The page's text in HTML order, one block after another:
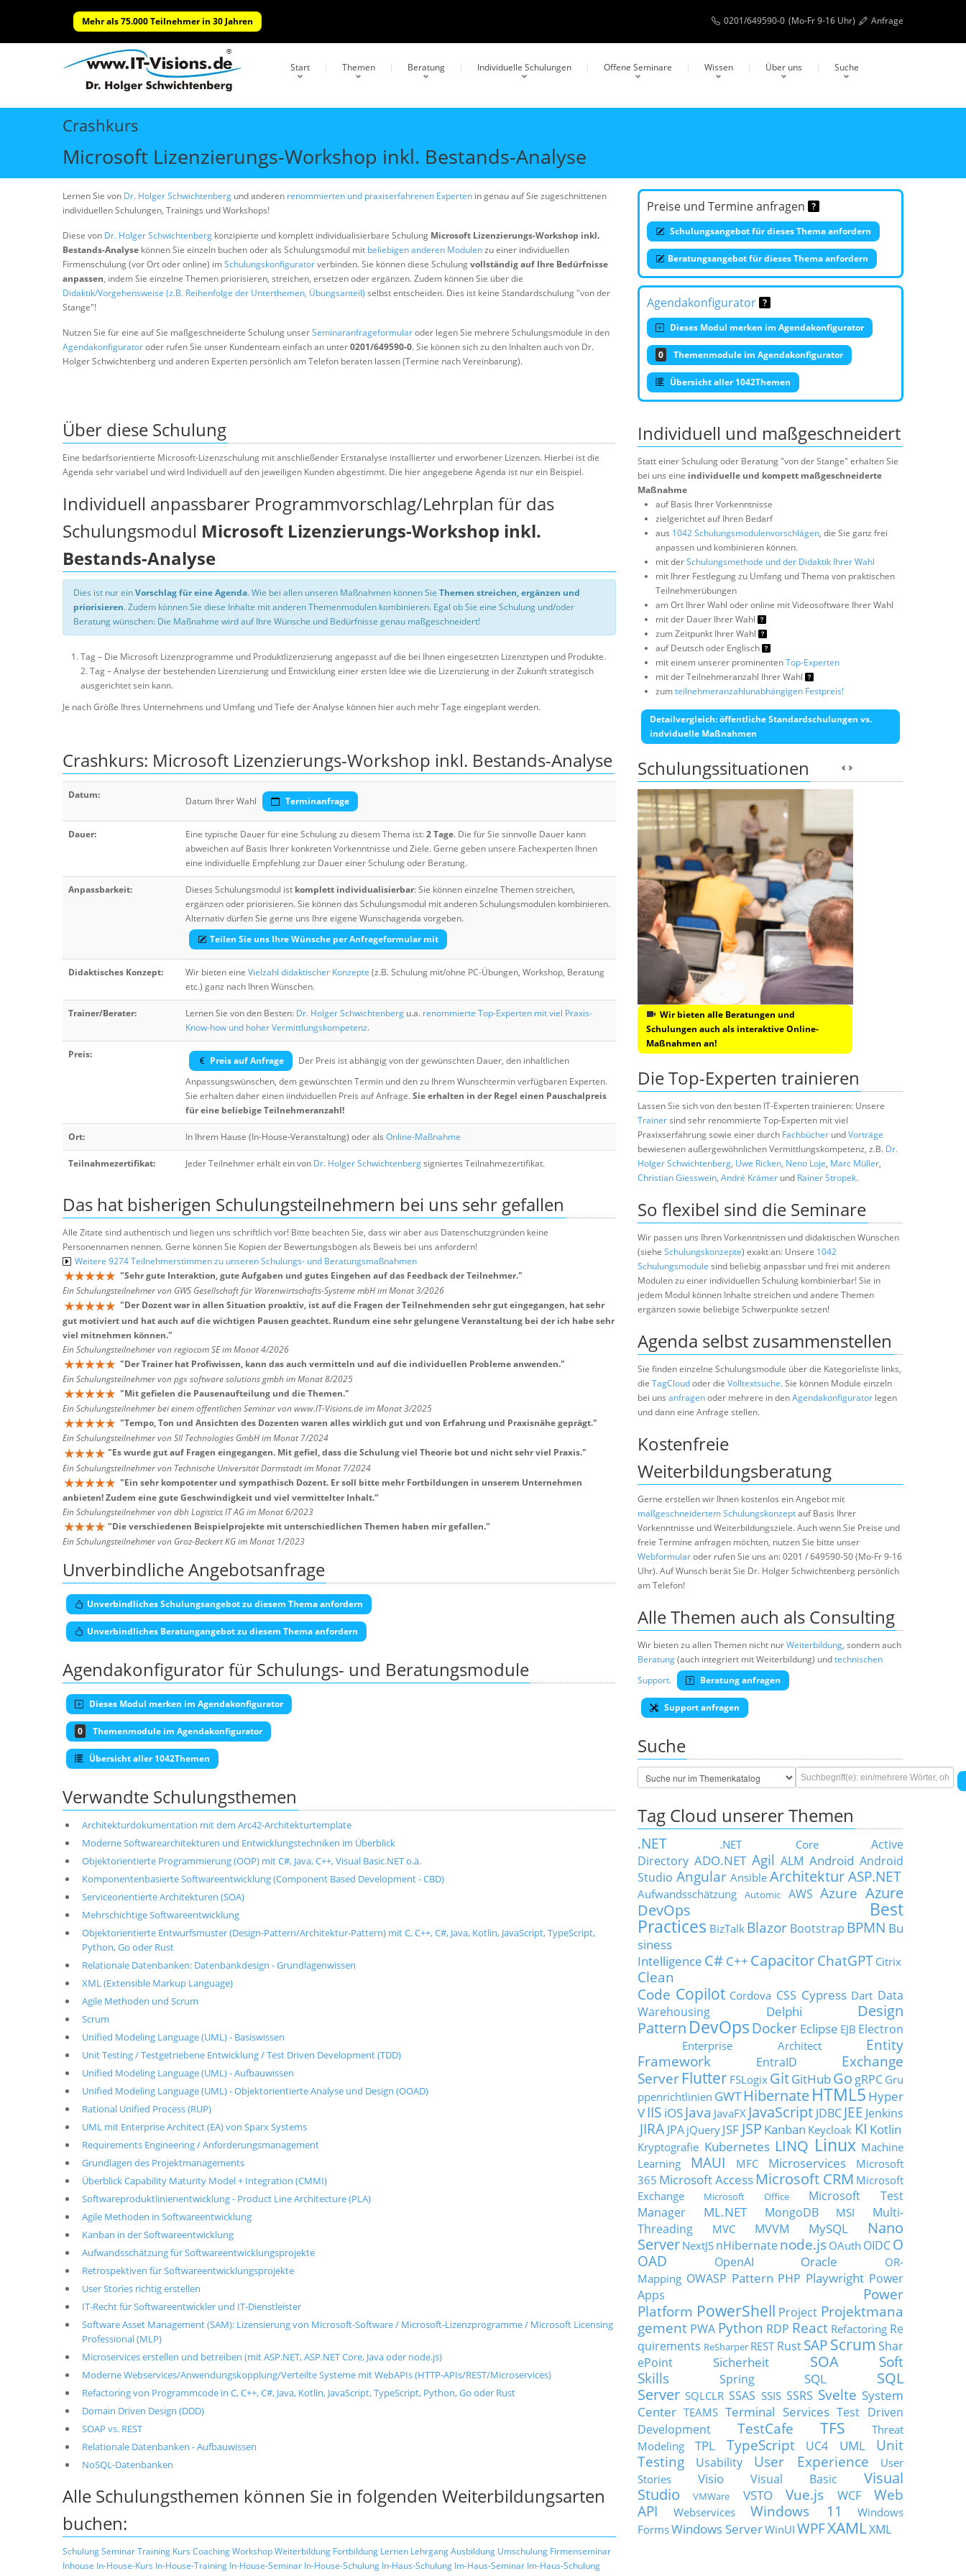
Mehr als 75.000 Teilnehmer in 30 Jahren 0201/649590-0 (Mo-Fr 9-16 Uhr) Anfrage
Start Themen Beratung Individuelle Schulungen Offene Seminare Wissen Über uns Suche
Crashkurs
Microsoft Lizenzierungs-Workshop inkl. Bestands-Analyse
Lernen Sie von Dr. Holger Schwichtenberg und anderen renommierten und praxiserfahrenen Experten in genau auf Sie zugeschnittenen
individuellen Schulungen, Trainings und Workshops!
Diese von Dr. Holger Schwichtenberg konzipierte und komplett individualisierbare Schulung Microsoft Lizenzierungs-Workshop inkl.
Bestands-Analyse können Sie einzeln buchen oder als Schulungsmodul mit beliebigen anderen Modulenzu einer individuellen
Firmenschulung (vor Ort oder online) imSchulungskonfiguratorverbinden. Sie können diese Schulungvollständig auf Ihre Bedürfnisse
anpassen, indem Sie einzelne Themen priorisieren, streichen, ersetzen oder ergänzen. Zudem können Sie über die
Didaktik/Vorgehensweise (z.B. Reihenfolge der Unterthemen, Übungsanteil) selbst entscheiden. Dies ist keine Standardschulung "von der
Stange"!
Nutzen Sie für eine auf Sie maßgeschneiderte Schulung unserSeminaranfrageformularoder legen Sie mehrere Schulungsmodule in den
Agendakonfiguratoroder rufen Sie unser Kundenteam einfach an unter0201/649590-0. Sie können sich zu den Inhalten auch von Dr.
Holger Schwichtenberg und anderen Experten persönlich am Telefon beraten lassen (Termine nach Vereinbarung).
Preise und Termine anfragen
Schulungsangebot für dieses Thema anfordern
Beratungsangebot für dieses Thema anfordern
Agendakonfigurator
Dieses Modul merken im Agendakonfigurator
0 Themenmodule im Agendakonfigurator
Übersicht aller 1042Themen
Über diese Schulung
Eine bedarfsorientierte Microsoft-Lizenzschulung mit anschließender Erstanalyse installierter und erworbener Lizenzen. Hierbei ist die
Agenda sehr variabel und wird Individuell auf den jeweiligen Kunden abgestimmt. Die hier angegebene Agenda ist nur ein Beispiel.
Individuell anpassbarer Programmvorschlag/Lehrplan für das
Schulungsmodul Microsoft Lizenzierungs-Workshop inkl.
Bestands-Analyse
Dies ist nur einVorschlag für eine Agenda. Wie bei allen unseren Maßnahmen können Sie Themen streichen, ergänzen und
priorisieren. Zudem können Sie diese Inhalte mit anderen Themenmodulen kombinieren. Egal ob Sie eine Schulung und/oder
Beratung wünschen: Die Maßnahme wird auf Ihre Wünsche und Bedürfnisse genau maßgeschneidert!
Tag – Die Microsoft Lizenzprogramme und Produktlizenzierung angepasst auf die bei Ihnen eingesetzten Lizenztypen und Produkte.
2. Tag – Analyse der bestehenden Lizenzierung und Entwicklung einer ersten Idee wie die Lizenzierung in der Zukunft strategisch
ausgerichtet sein kann.
Je nach Größe Ihres Unternehmens und Umfang und Tiefe der Analyse können hier auch mehr Tage eingeplant werden.
Crashkurs: Microsoft Lizenzierungs-Workshop inkl. Bestands-Analyse
Datum:
Datum Ihrer Wahl Terminanfrage
Dauer: Eine typische Dauer für eine Schulung zu diesem Thema ist:2 Tage. Die für Sie sinnvolle Dauer kann
abweichen auf Basis Ihrer konkreten Vorkenntnisse und Ziele. Gerne geben unsere Fachexperten Ihnen
eine individuelle Empfehlung zur Dauer einer Schulung oder Beratung.
Anpassbarkeit: Dieses Schulungsmodul ist komplett individualisierbar: Sie können einzelne Themen streichen,
ergänzen oder priorisieren. Sie können das Schulungsmodul mit anderen Schulungsmodulen kombinieren.
Alternativ dürfen Sie gerne uns Ihre eigene Wunschagenda vorgeben.
Teilen Sie uns Ihre Wünsche per Anfrageformular mit
Didaktisches Konzept: Wir bieten eine Vielzahl didaktischer Konzepte (z.B. Schulung mit/ohne PC-Übungen, Workshop, Beratung
etc.) ganz nach Ihren Wünschen.
Trainer/Berater: Lernen Sie von den Besten: Dr. Holger Schwichtenberg u.a. renommierte Top-Experten mit viel Praxis-
Know-how und hoher Vermittlungskompetenz.
Preis:
Preis auf Anfrage
Der Preis ist abhängig von der gewünschten Dauer, den inhaltlichen
Anpassungswünschen, dem gewünschten Termin und den zu Ihrem Wunschtermin verfügbaren Experten.
Sie erhalten daher einen iindviduellen Preis auf Anfrage.Sie erhalten in der Regel einen Pauschalpreis
für eine beliebige Teilnehmeranzahl!
Ort: In Ihrem Hause (In-House-Veranstaltung) oder als Online-Maßnahme
Teilnahmezertifikat: Jeder Teilnehmer erhält ein von Dr. Holger Schwichtenbergsigniertes Teilnahmezertifikat.
Das hat bisherigen Schulungsteilnehmern bei uns sehr gefallen
Alle Zitate sind authentisch und liegen uns schriftlich vor! Bitte beachten Sie, dass wir aber aus Datenschutzgründen keine
Personennamen nennen. Gerne können Sie Kopien der Bewertungsbögen als Beweis bei uns anfordern!
Weitere 9274 Teilnehmerstimmen zu unseren Schulungs- und Beratungsmaßnahmen
"Sehr gute Interaktion, gute Aufgaben und gutes Eingehen auf das Feedback der Teilnehmer."
Ein Schulungsteilnehmer von GWS Gesellschaft für Warenwirtschafts-Systeme mbH im Monat 3/2026
"Der Dozent war in allen Situation proaktiv, ist auf die Fragen der Teilnehmenden sehr gut eingegangen, hat sehr
gut motiviert und hat auch auf die wichtigen Pausen geachtet. Rundum eine sehr gelungene Veranstaltung bei der ich habe sehr
viel mitnehmen können."
Ein Schulungsteilnehmer von regiocom SE im Monat 4/2026
"Der Trainer hat Profiwissen, kann das auch vermitteln und auf die individuellen Probleme anwenden."
Ein Schulungsteilnehmer von pgx software solutions gmbh im Monat 8/2025
"Mit gefielen die Pausenaufteilung und die Themen."
Ein Schulungsteilnehmer bei einem öffentlichen Seminar von www.IT-Visions.de im Monat 3/2025
"Tempo, Ton und Ansichten des Dozenten waren alles wirklich gut und von Erfahrung und Praxisnähe geprägt."
Ein Schulungsteilnehmer von SII Technologies GmbH im Monat 7/2024
"Es wurde gut auf Fragen eingegangen. Mit gefiel, dass die Schulung viel Theorie bot und nicht sehr viel Praxis."
Ein Schulungsteilnehmer von Technische Universität Darmstadt im Monat 7/2024
"Ein sehr kompotenter und sympathisch Dozent. Er soll bitte mehr Fortbildungen in unserem Unternehmen
anbieten! Zudem eine gute Geschwindigkeit und viel vermittelter Inhalt."
Ein Schulungsteilnehmer von dbh Logistics IT AG im Monat 6/2023
"Die verschiedenen Beispielprojekte mit unterschiedlichen Themen haben mir gefallen."
Ein Schulungsteilnehmer von Groz-Beckert KG im Monat 1/2023
Unverbindliche Angebotsanfrage
Unverbindliches Schulungsangebot zu diesem Thema anfordern
Unverbindliches Beratungangebot zu diesem Thema anfordern
Agendakonfigurator für Schulungs- und Beratungsmodule
Dieses Modul merken im Agendakonfigurator
0 Themenmodule im Agendakonfigurator
Übersicht aller 1042Themen
Verwandte Schulungsthemen
Architekturdokumentation mit dem Arc42-Architekturtemplate
Moderne Softwarearchitekturen und Entwicklungstechniken im Überblick
Objektorientierte Programmierung (OOP) mit C#, Java, C++, Visual Basic.NET o.ä.
Komponentenbasierte Softwareentwicklung (Component Based Development - CBD)
Serviceorientierte Architekturen (SOA)
Mehrschichtige Softwareentwicklung
Objektorientierte Entwurfsmuster (Design-Pattern/Architektur-Pattern) mit C, C++, C#, Java, Kotlin, JavaScript, TypeScript,
Python, Go oder Rust
Relationale Datenbanken: Datenbankdesign - Grundlagenwissen
XML (Extensible Markup Language)
Agile Methoden und Scrum
Scrum
Unified Modeling Language (UML) - Basiswissen
Unit Testing / Testgetriebene Entwicklung / Test Driven Development (TDD)
Unified Modeling Language (UML) - Aufbauwissen
Unified Modeling Language (UML) - Objektorientierte Analyse und Design (OOAD)
Rational Unified Process (RUP)
UML mit Enterprise Architect (EA) von Sparx Systems
Requirements Engineering / Anforderungsmanagement
Grundlagen des Projektmanagements
Überblick Capability Maturity Model + Integration (CMMI)
Softwareproduktlinienentwicklung - Product Line Architecture (PLA)
Agile Methoden in Softwareentwicklung
Kanban in der Softwareentwicklung
Aufwandsschätzung für Softwareentwicklungsprojekte
Retrospektiven für Softwareentwicklungsprojekte
User Stories richtig erstellen
IT-Recht für Softwareentwickler und IT-Dienstleister
Software Asset Management (SAM): Lizensierung von Microsoft-Software / Microsoft-Lizenzprogramme / Microsoft Licensing
Professional (MLP)
Microservices erstellen und betreiben (mit ASP.NET, ASP.NET Core, Java oder node.js)
Moderne Webservices/Anwendungskopplung/Verteilte Systeme mit WebAPIs (HTTP-APIs/REST/Microservices)
Refactoring von Programmcode in C, C++, C#, Java, Kotlin, JavaScript, TypeScript, Python, Go oder Rust
Domain Driven Design (DDD)
SOAP vs. REST
Relationale Datenbanken - Aufbauwissen
NoSQL-Datenbanken
Alle Schulungsthemen können Sie in folgenden Weiterbildungsarten
buchen:
SchulungSeminarTraining Kurs CoachingWorkshopWeiterbildung Fortbildung Lernen LehrgangAusbildung Umschulung Firmenseminar
Inhouse In-House-Kurs In-House-Training In-House-Seminar In-House-Schulung In-Haus-Schulung Im-Haus-Seminar Im-Haus-Schulung
Individuell und maßgeschneidert
Statt einer Schulung oder Beratung "von der Stange" erhalten Sie
bei uns eine individuelle und kompett maßgeschneiderte
Maßnahme
auf Basis Ihrer Vorkenntnisse
zielgerichtet auf Ihren Bedarf
aus 1042 Schulungsmodulenvorschlägen, die Sie ganz frei
anpassen und kombinieren können.
mit derSchulungsmethode und der Didaktik Ihrer Wahl
mit Ihrer Festlegung zu Umfang und Thema von praktischen
Teilnehmerübungen
am Ort Ihrer Wahl oder online mit Videosoftware Ihrer Wahl
mit der Dauer Ihrer Wahl
zum Zeitpunkt Ihrer Wahl
auf Deutsch oder Englisch
mit einem unserer prominentenTop-Experten
mit der Teilnehmeranzahl Ihrer Wahl
zumteilnehmeranzahlunabhängigen Festpreis!
Detailvergleich: öffentliche Standardschulungen vs.
indviduelle Maßnahmen
Schulungssituationen
Wir bieten alle Beratungen und
Schulungen auch als interaktive Online-
Maßnahmen an!
Die Top-Experten trainieren
Lassen Sie sich von den besten IT-Experten trainieren: Unsere
Trainersind sehr renommierte Top-Experten mit viel
Praxixserfahrung sowie einer durch Fachbücher undVorträge
bewiesenen außergewöhnlichen Vermittlungskompetenz, z.B. Dr.
Holger Schwichtenberg, Uwe Ricken, Neno Loje, Marc Müller,
Christian Giesswein, André Krämer und Rainer Stropek.
So flexibel sind die Seminare
Wir passen uns Ihren Vorkenntnissen und didaktischen Wünschen
(siehe Schulungskonzepte) exakt an: Unsere 1042
Schulungsmodule sind beliebig anpassbar und frei mit anderen
Modulen zu einer individuellen Schulung kombinierbar! Sie in
jedem Modul können Inhalte streichen und andere Themen
ergänzen sowie beliebige Schwerpunkte setzen!
Agenda selbst zusammenstellen
Sie finden einzelne Schulungsmodule über die Kategorieliste links,
die TagCloudoder die Volltextsuche. Sie können Module einzeln
bei uns anfragenoder mehrere in denAgendakonfigurator legen
und dann eine Anfrage stellen.
Kostenfreie
Weiterbildungsberatung
Gerne erstellen wir Ihnen kostenlos ein Angebot mit
maßgeschneidertem Schulungskonzeptauf Basis Ihrer
Vorkenntnisse und Weiterbildungsziele. Auch wenn Sie Preise und
freie Termine anfragen möchten, nutzen Sie bitte unser
Webformularoder rufen Sie uns an: 0201 / 649590-50 (Mo-Fr 9-16
Uhr). Auf Wunsch berät Sie Dr. Holger Schwichtenberg persönlich
am Telefon!
Alle Themen auch als Consulting
Wir bieten zu allen Themen nicht nurWeiterbildung, sondern auch
Beratung(auch integriert mit Weiterbildung) undtechnischen
Support. Beratung anfragen
Support anfragen
Suche
Tag Cloud unserer Themen
.NET .NET Core
Active
Directory ADO.NET Agil ALM Android Android
Studio Angular Ansible Architektur ASP.NET
Aufwandsschätzung Automic AWS Azure Azure
DevOps
Best
Practices BizTalk Blazor Bootstrap BPMN Bu
siness
Intelligence C# C++ Capacitor ChatGPT Citrix
Clean
Code Copilot Cordova CSS Cypress Dart Data
Warehousing
Delphi
Design
Pattern DevOps Docker Eclipse EJB Electron
Enterprise Architect
Entity
Framework
EntraID
Exchange
Server Flutter FSLogix GitGitHubGo gRPC Gru
ppenrichtlinien GWT HibernateHTML5 Hyper
VIIS iOSJava JavaFX JavaScript JDBC JEE Jenkins
JIRA JPA jQuery JSF JSP Kanban Keycloak KI Kotlin
Kryptografie Kubernetes LINQ Linux Machine
Learning
MAUI MFC Microservices
Microsoft
365 Microsoft Access Microsoft CRM Microsoft
Exchange
Microsoft Office
Microsoft Test
Manager
ML.NET MongoDB MSI
Multi-
Threading
MVC MVVM MySQL
Nano
Server NextJS nHibernatenode.js OAuth OIDCO
OAD
OpenAI Oracle
OR-
Mapping OWASP Pattern PHP Playwright Power
Apps
Power
Platform PowerShell Project Projektmana
gement PWA Python RDP React Refactoring Re
quirements ReSharper REST Rust SAP Scrum Shar
ePoint
Sicherheit SOA
Soft
Skills
Spring SQL
SQL
Server SQLCLR SSAS SSIS SSRS Svelte System
Center TEAMS Terminal Services Test Driven
Development
TestCafe TFS
Threat
Modeling
TPL TypeScript UC4 UML
Unit
Testing
Usability User Experience
User
Stories
Visio Visual Basic
Visual
Studio
VMWare VSTO Vue.js WCF
Web
API
Webservices Windows 11
Windows
FormsWindows ServerWinUI WPFXAMLXML